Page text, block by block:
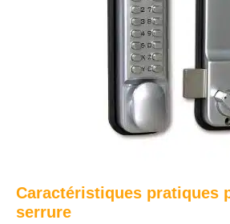
Caractéristiques pratiques
serrure